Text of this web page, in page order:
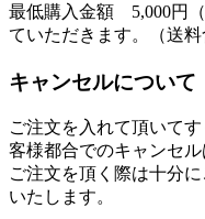
最低購入金額 5,000円
ていただきます。（送料
キャンセルについて
ご注文を入れて頂いて
客様都合でのキャンセル
ご注文を頂く際は十分
いたします。